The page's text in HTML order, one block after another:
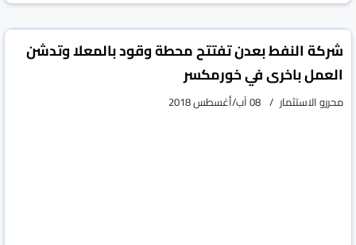
شركة النفط بعدن تفتتح محطة وقود بالمعلا وتدشن
العمل باخرى في خورمكسر
محررو الاستثمار 08 آب/أغسطس 2018